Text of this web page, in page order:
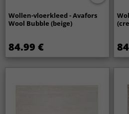
Wollen-vloerkleed - Avafors
Wool Bubble (beige)
84.99 €